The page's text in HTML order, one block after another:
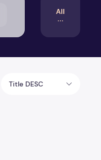
All
Title DESC